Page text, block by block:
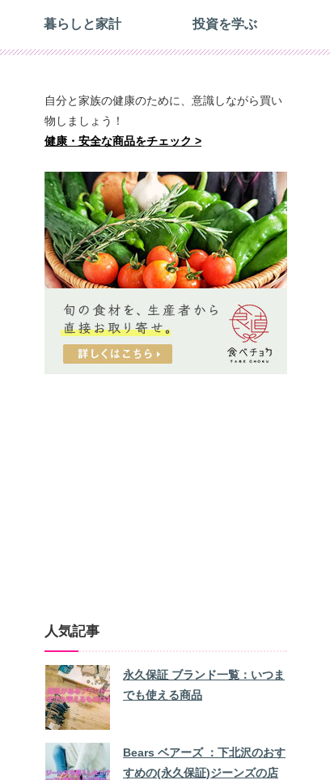
暮らしと家計 投資を学ぶ
自分と家族の健康のために、意識しながら買い
物しましょう！
健康・安全な商品をチェック >
人気記事
永久保証 ブランド一覧：いつま
でも使える商品
Bears ベアーズ ：下北沢のおす
すめの(永久保証)ジーンズの店